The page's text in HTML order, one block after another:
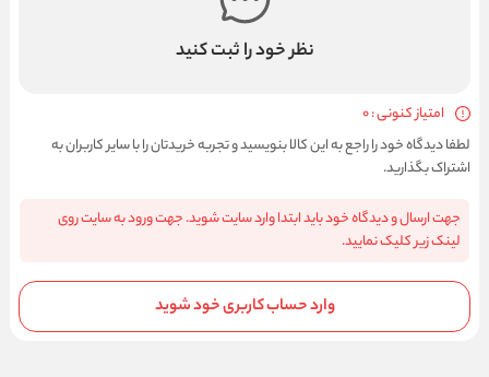
نظر خود را ثبت کنید
امتیاز کنونی : 0
لطفا دیدگاه خود را راجع به این کالا بنویسید و تجربه خریدتان را با سایر کاربران به
اشتراک بگذارید.
جهت ارسال و دیدگاه خود باید ابتدا وارد سایت شوید. جهت ورود به سایت روی
لینک زیر کلیک نمایید.
وارد حساب کاربری خود شوید